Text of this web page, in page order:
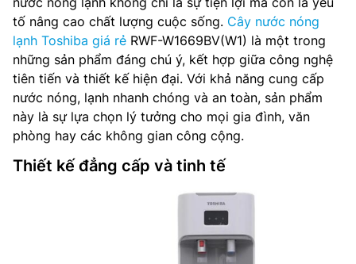
tố nâng cao chất lượng cuộc sống. Cây nước nóng
lạnh Toshiba giá rẻ RWF-W1669BV(W1) là một trong
những sản phẩm đáng chú ý, kết hợp giữa công nghệ
tiên tiến và thiết kế hiện đại. Với khả năng cung cấp
nước nóng, lạnh nhanh chóng và an toàn, sản phẩm
này là sự lựa chọn lý tưởng cho mọi gia đình, văn
phòng hay các không gian công cộng.
Thiết kế đẳng cấp và tinh tế